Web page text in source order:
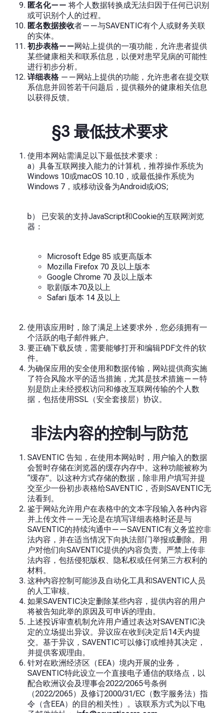
匿名化—— 将个人数据转换成无法归因于任何已识别
或可识别个人的过程。
匿名数据接收者——与SAVENTIC有个人或财务关联
的实体。
初步表格——网站上提供的一项功能，允许患者提供
某些健康相关和联系信息，以便对患罕见病的可能性
进行初步分析。
详细表格 ——网站上提供的功能，允许患者在提交联
系信息并回答若干问题后，提供额外的健康相关信息
以获得反馈。
§3 最低技术要求
使用本网站需满足以下最低技术要求：
a）具备互联网接入能力的计算机，推荐操作系统为
Windows 10或macOS 10.10，或最低操作系统为
Windows 7，或移动设备为Android或iOS;
b） 已安装的支持JavaScript和Cookie的互联网浏览
器：
Microsoft Edge 85 或更高版本
Mozilla Firefox 70 及以上版本
Google Chrome 70 及以上版本
歌剧版本70及以上
Safari 版本 14 及以上
使用该应用时，除了满足上述要求外，您必须拥有一
个活跃的电子邮件账户。
要正确下载反馈，需要能够打开和编辑PDF文件的软
件。
为确保应用的安全使用和数据传输，网站提供商实施
了符合风险水平的适当措施，尤其是技术措施——特
别是防止未经授权访问和修改互联网传输的个人数
据，包括使用SSL（安全套接层）协议。
非法内容的控制与防范
SAVENTIC 告知，在使用本网站时，用户输入的数据
会暂时存储在浏览器的缓存内存中。这种功能被称为
“缓存”。以这种方式存储的数据，除非用户填写并提
交至少一份初步表格给SAVENTIC，否则SAVENTIC无
法看到。
鉴于网站允许用户在表格中的文本字段输入各种内容
并上传文件——无论是在填写详细表格时还是与
SAVENTIC的持续沟通中——SAVENTIC有义务监控非
法内容，并在适当情况下向执法部门举报或删除。用
户对他们向SAVENTIC提供的内容负责。严禁上传非
法内容，包括侵犯版权、隐私权或任何第三方权利的
材料。
这种内容控制可能涉及自动化工具和SAVENTIC人员
的人工审核。
如果SAVENTIC决定删除某些内容，提供内容的用户
将被告知此举的原因及可申诉的理由。
上述投诉审查机制允许用户通过表达对SAVENTIC决
定的立场提出异议。异议应在收到决定后14天内提
交。基于异议，SAVENTIC可以修订或维持其决定，
并提供客观理由。
针对在欧洲经济区（EEA）境内开展的业务，
SAVENTIC特此设立一个直接电子通信的联络点，以
配合欧洲议会及理事会2022/2065号条例
（2022/2065）及修订2000/31/EC（数字服务法）指
令（含EEA）的目的相关性）。该联系方式为以下电